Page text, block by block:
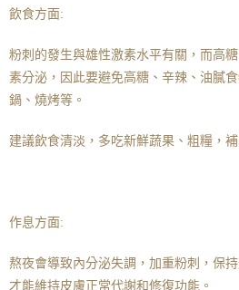
飲食方面:
粉刺的發生與雄性激素水平有關，而高
素分泌，因此要避免高糖、辛辣、油膩
鍋、燒烤等。
建議飲食清淡，多吃新鮮蔬果、粗糧，
作息方面:
熬夜會導致內分泌失調，加重粉刺，保
才能維持皮膚正常代謝和修復功能。